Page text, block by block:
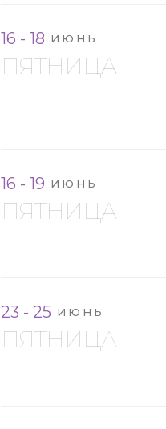
16 - 18 ИЮНЬ
ПЯТНИЦА
16 - 19 ИЮНЬ
ПЯТНИЦА
23 - 25 ИЮНЬ
ПЯТНИЦА